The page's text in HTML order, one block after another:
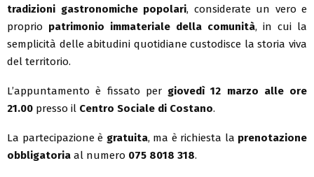
tradizioni gastronomiche popolari, considerate un vero e
proprio patrimonio immateriale della comunità, in cui la
semplicità delle abitudini quotidiane custodisce la storia viva
del territorio.
L’appuntamento è fissato per giovedì 12 marzo alle ore
21.00 presso il Centro Sociale di Costano.
La partecipazione è gratuita, ma è richiesta la prenotazione
obbligatoria al numero 075 8018 318.